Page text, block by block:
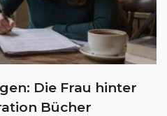
Die Frau hinter
Bücher